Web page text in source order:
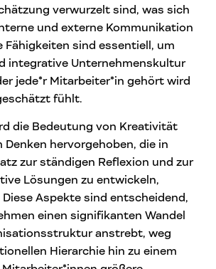
verwurzelt sind, was sich
und externe Kommunikation
Fähigkeiten sind essentiell, um
integrative Unternehmenskultur
jede*r Mitarbeiter*in gehört wird
fühlt.
die Bedeutung von Kreativität
hervorgehoben, die in
zur ständigen Reflexion und zur
Lösungen zu entwickeln,
Aspekte sind entscheidend,
einen signifikanten Wandel
anstrebt, weg
Hierarchie hin zu einem